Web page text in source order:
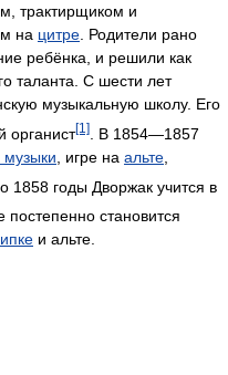
трактирщиком и
на цитре . Родители рано
ребёнка, и решили как
таланта. С шести лет
музыкальную школу. Его
органист[1]
. В 1854—1857
музыки , игре на альте
1858 годы Дворжак учится в
постепенно становится
и альте.